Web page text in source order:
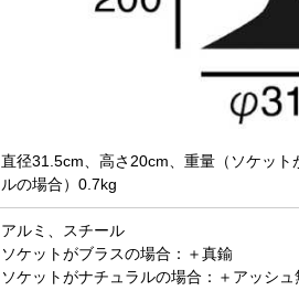
直径31.5cm、高さ20cm、重量（ソケッ
ルの場合）0.7kg
アルミ、スチール
ソケットがブラスの場合：＋真鍮
ソケットがナチュラルの場合：＋アッシュ